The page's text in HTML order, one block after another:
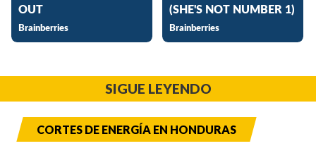
SIGUE LEYENDO
CORTES DE ENERGÍA EN HONDURAS